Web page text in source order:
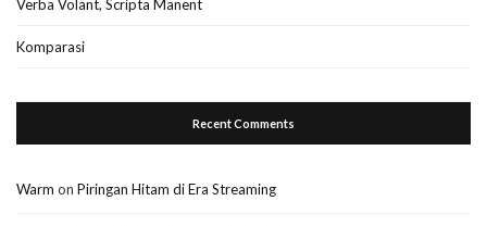
Verba Volant, Scripta Manent
Komparasi
Recent Comments
Warm on Piringan Hitam di Era Streaming